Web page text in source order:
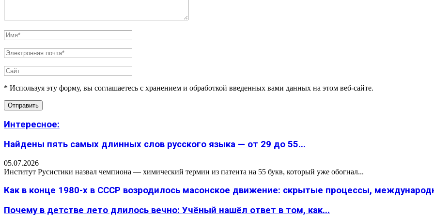
* Используя эту форму, вы соглашаетесь с хранением и обработкой введенных вами данных на этом веб-сайте.
Интересное:
Найдены пять самых длинных слов русского языка — от 29 до 55...
05.07.2026
Институт Русистики назвал чемпиона — химический термин из патента на 55 букв, который уже обогнал...
Как в конце 1980-х в СССР возродилось масонское движение: скрытые процессы,
Почему в детстве лето длилось вечно: Учёный нашёл ответ в том, как...